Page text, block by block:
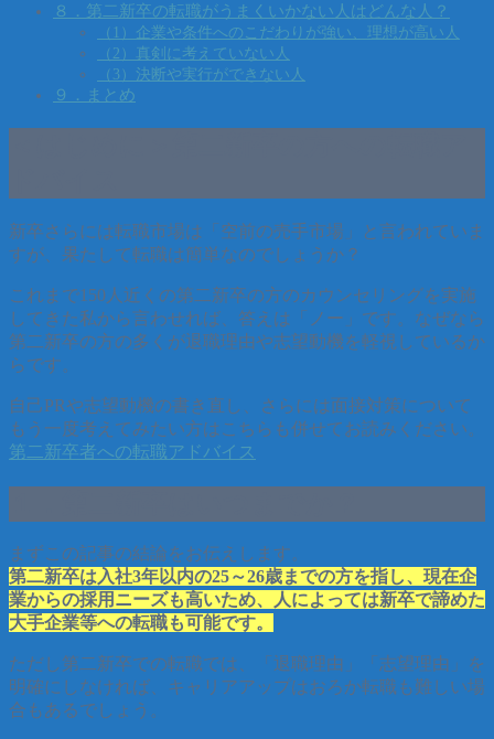
８．第二新卒の転職がうまくいかない人はどんな人？
（1）企業や条件へのこだわりが強い、理想が高い人
（2）真剣に考えていない人
（3）決断や実行ができない人
９．まとめ
新卒さらには転職市場は「空前の売手市場」と言われていま
すが、果たして転職は簡単なのでしょうか？
これまで150人近くの第二新卒の方のカウンセリングを実施
してきた私から言わせれば、答えは「ノー」です。なぜなら
第二新卒の方の多くが退職理由や志望動機を軽視しているか
らです。
自己PRや志望動機の書き直し、さらには面接対策について
もう一度考えてみたい方はこちらも併せてお読みください。
第二新卒者への転職アドバイス
まずこの記事の結論をお伝えします。
第二新卒は入社3年以内の25～26歳までの方を指し、現在企
業からの採用ニーズも高いため、人によっては新卒で諦めた
大手企業等への転職も可能です。
ただし第二新卒での転職では、「退職理由」「志望理由」を
明確にしなければ、キャリアアップはおろか転職も難しい場
合もあるでしょう。